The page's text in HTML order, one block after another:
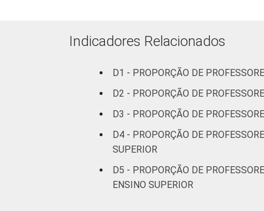
Mais de 5
REGIÃO Norte
Centro-
Sudeste
Indicadores Relacionados
D1 - PROPORÇÃO DE
D2 - PROPORÇÃO DE
D3 - PROPORÇÃO DE
D4 - PROPORÇÃO DE
SUPERIOR
D5 - PROPORÇÃO DE
ENSINO SUPERIOR